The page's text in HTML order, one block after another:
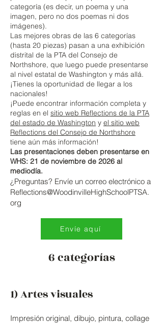
categoría (es decir, un poema y una
imagen, pero no dos poemas ni dos
imágenes).
Las mejores obras de las 6 categorías
(hasta 20 piezas) pasan a una exhibición
distrital de la PTA del Consejo de
Northshore, que luego puede presentarse
al nivel estatal de Washington y más allá.
¡Tienes la oportunidad de llegar a los
nacionales!
¡Puede encontrar información completa y
reglas en el sitio web Reflections de la PTA
del estado de Washington y el sitio web
Reflections del Consejo de Northshore
tiene aún más información!
Las presentaciones deben presentarse en
WHS: 21 de noviembre de 2026 al
mediodía.
¿Preguntas? Envíe un correo electrónico a
Reflections@WoodinvilleHighSchoolPTSA.
org
Envíe aquí
6 categorías
1) Artes visuales
Impresión original, dibujo, pintura, collage